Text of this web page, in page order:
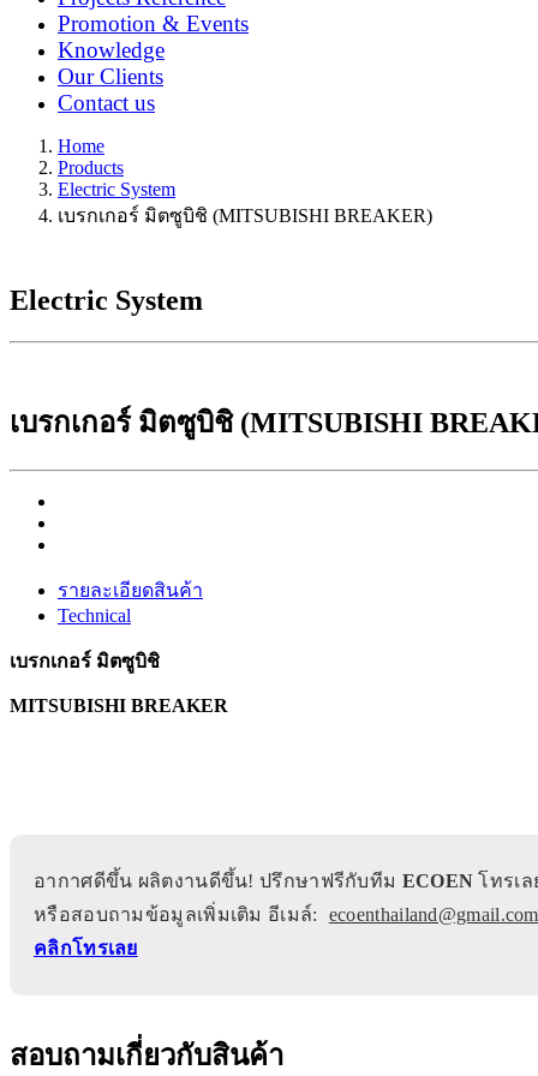
Promotion & Events
Knowledge
Our Clients
Contact us
Home
Products
Electric System
เบรกเกอร์ มิตซูบิชิ (MITSUBISHI BREAKER)
Electric System
เบรกเกอร์ มิตซูบิชิ (MITSUBISHI
รายละเอียดสินค้า
Technical
เบรกเกอร์ มิตซูบิชิ
MITSUBISHI BREAKER
อากาศดีขึ้น ผลิตงานดีขึ้น! ปรึกษาฟรีกับทีม ECOEN โทรเ
หรือสอบถามข้อมูลเพิ่มเติม อีเมล์:
คลิกโทรเลย
สอบถามเกี่ยวกับสินค้า